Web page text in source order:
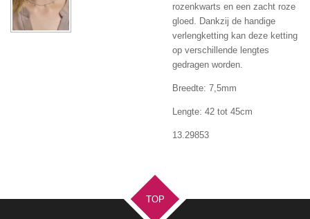
rozenkwarts en een zacht roze
gloed. Dankzij de handige
verlengketting kan deze ketting
op verschillende lengtes
gedragen worden.
Breedte: 7,5mm
Lengte: 42 tot 45cm
13.29853
TOP